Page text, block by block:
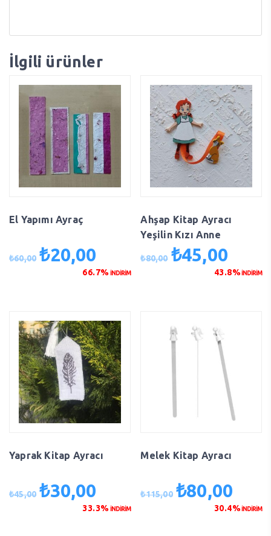
İlgili ürünler
El Yapımı Ayraç
₺60,00 Orijinal
₺20,00
andaki
66.7% İNDİRİM
Ahşap Kitap Ayracı
Yeşilin Kızı Anne
₺80,00 Orijinal
₺45,00Şu
andaki
43.8%İNDİRİM
Yaprak Kitap Ayracı
₺45,00 Orijinal
₺30,00
andaki
33.3% İNDİRİM
Melek Kitap Ayracı
₺115,00 Orijinal
₺80,00
andaki
30.4%İNDİRİM